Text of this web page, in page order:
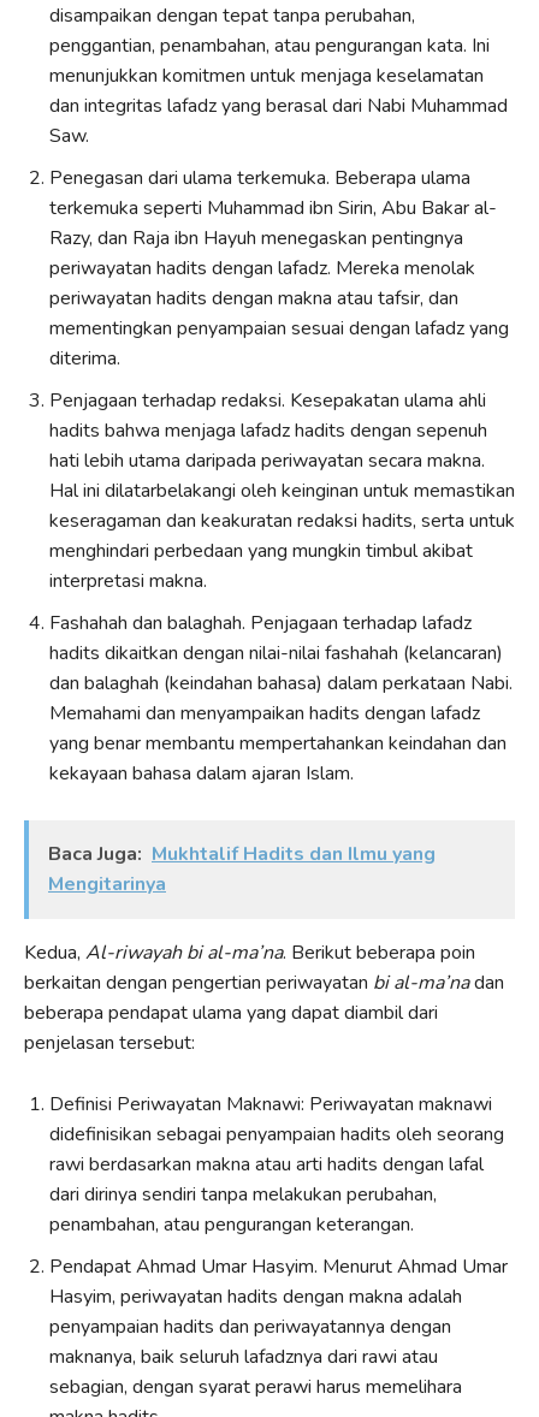
disampaikan dengan tepat tanpa perubahan,
penggantian, penambahan, atau pengurangan kata. Ini
menunjukkan komitmen untuk menjaga keselamatan
dan integritas lafadz yang berasal dari Nabi Muhammad
Saw.
Penegasan dari ulama terkemuka. Beberapa ulama
terkemuka seperti Muhammad ibn Sirin, Abu Bakar al-
Razy, dan Raja ibn Hayuh menegaskan pentingnya
periwayatan hadits dengan lafadz. Mereka menolak
periwayatan hadits dengan makna atau tafsir, dan
mementingkan penyampaian sesuai dengan lafadz yang
diterima.
Penjagaan terhadap redaksi. Kesepakatan ulama ahli
hadits bahwa menjaga lafadz hadits dengan sepenuh
hati lebih utama daripada periwayatan secara makna.
Hal ini dilatarbelakangi oleh keinginan untuk memastikan
keseragaman dan keakuratan redaksi hadits, serta untuk
menghindari perbedaan yang mungkin timbul akibat
interpretasi makna.
Fashahah dan balaghah. Penjagaan terhadap lafadz
hadits dikaitkan dengan nilai-nilai fashahah (kelancaran)
dan balaghah (keindahan bahasa) dalam perkataan Nabi.
Memahami dan menyampaikan hadits dengan lafadz
yang benar membantu mempertahankan keindahan dan
kekayaan bahasa dalam ajaran Islam.
Baca Juga: Mukhtalif Hadits dan Ilmu yang
Mengitarinya
Kedua, Al-riwayah bi al-ma’na. Berikut beberapa poin
berkaitan dengan pengertian periwayatan bi al-ma’nadan
beberapa pendapat ulama yang dapat diambil dari
penjelasan tersebut:
Definisi Periwayatan Maknawi: Periwayatan maknawi
didefinisikan sebagai penyampaian hadits oleh seorang
rawi berdasarkan makna atau arti hadits dengan lafal
dari dirinya sendiri tanpa melakukan perubahan,
penambahan, atau pengurangan keterangan.
Pendapat Ahmad Umar Hasyim. Menurut Ahmad Umar
Hasyim, periwayatan hadits dengan makna adalah
penyampaian hadits dan periwayatannya dengan
maknanya, baik seluruh lafadznya dari rawi atau
sebagian, dengan syarat perawi harus memelihara